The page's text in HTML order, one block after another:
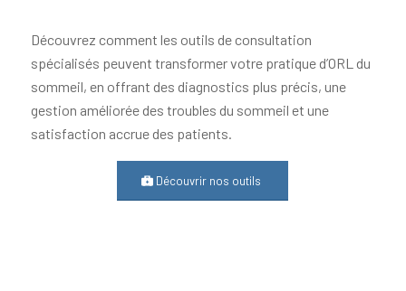
Découvrez comment les outils de consultation
spécialisés peuvent transformer votre pratique d’ORL du
sommeil, en offrant des diagnostics plus précis, une
gestion améliorée des troubles du sommeil et une
satisfaction accrue des patients.
Découvrir nos outils